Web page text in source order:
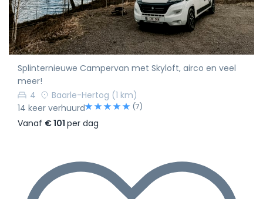
Splinternieuwe Campervan met Skyloft, airco en veel
meer!
4
Baarle-Hertog (1 km)
14 keer verhuurd
(7)
Vanaf € 101 per dag